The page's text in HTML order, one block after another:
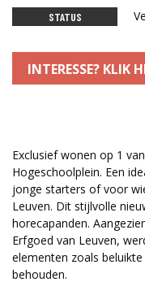
STATUS
INTERESSE? KLIK
Exclusief wonen op 1
Hogeschoolplein. Een
jonge starters of voor
Leuven. Dit stijlvolle
horecapanden.
Erfgoed van Leuven,
elementen zoals
behouden.